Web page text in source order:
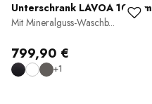
Unterschrank LAVOA 100 cm
Mit Mineralguss-Waschb...
799,90 €
+1